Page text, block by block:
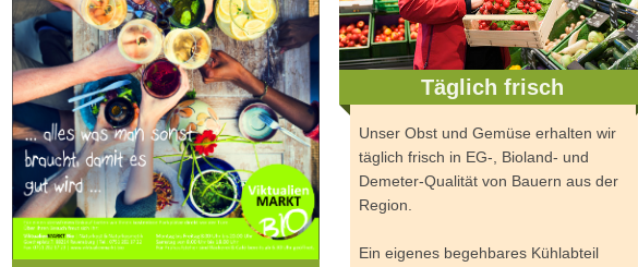
Täglich frisch
Unser Obst und Gemüse erhalten wir
täglich frisch in EG-, Bioland- und
Demeter-Qualität von Bauern aus der
Region.
Ein eigenes begehbares Kühlabteil